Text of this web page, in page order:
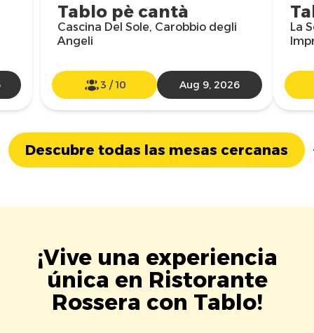
Tablo pè cantà
Cascina Del Sole, Carobbio degli
Angeli
3 /10 Aug 9, 2026
La
Descubre todas las mesas cercanas
¡Vive una experiencia
única en Ristorante
Rossera con Tablo!